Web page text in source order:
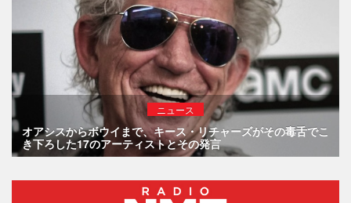
ニュース
オアシスからボウイまで、キース・リチャーズがその毒舌でこ
き下ろした17のアーティストとその発言